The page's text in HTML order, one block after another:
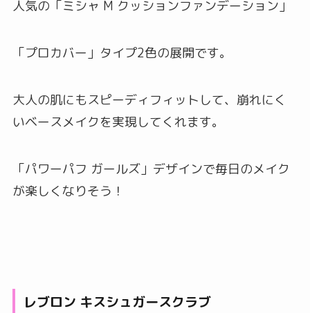
人気の「ミシャ M クッションファンデーション」
「プロカバー」タイプ2色の展開です。
大人の肌にもスピーディフィットして、崩れにく
いベースメイクを実現してくれます。
「パワーパフ ガールズ」デザインで毎日のメイク
が楽しくなりそう！
レブロン キスシュガースクラブ